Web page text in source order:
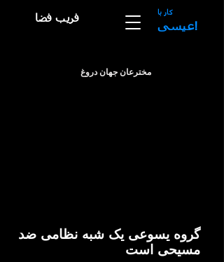
فریب فضا
کار با
عیسی!
مخترعان جهان دروغ
گروه یسوعی یک شبه نظامی ضد
مسیحی است